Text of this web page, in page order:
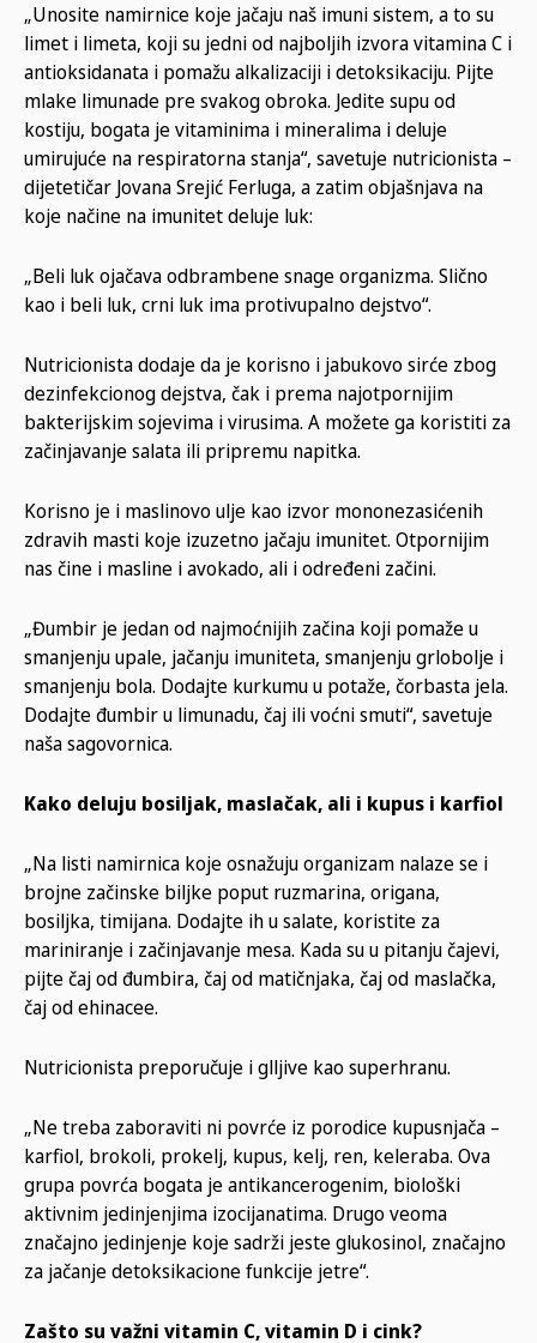
„Unosite namirnice koje jačaju naš imuni sistem, a to su
limet i limeta, koji su jedni od najboljih izvora vitamina C i
antioksidanata i pomažu alkalizaciji i detoksikaciju. Pijte
mlake limunade pre svakog obroka. Jedite supu od
kostiju, bogata je vitaminima i mineralima i deluje
umirujuće na respiratorna stanja“, savetuje nutricionista –
dijetetičar Jovana Srejić Ferluga, a zatim objašnjava na
koje načine na imunitet deluje luk:
„Beli luk ojačava odbrambene snage organizma. Slično
kao i beli luk, crni luk ima protivupalno dejstvo“.
Nutricionista dodaje da je korisno i jabukovo sirće zbog
dezinfekcionog dejstva, čak i prema najotpornijim
bakterijskim sojevima i virusima. A možete ga koristiti za
začinjavanje salata ili pripremu napitka.
Korisno je i maslinovo ulje kao izvor mononezasićenih
zdravih masti koje izuzetno jačaju imunitet. Otpornijim
nas čine i masline i avokado, ali i određeni začini.
„Đumbir je jedan od najmoćnijih začina koji pomaže u
smanjenju upale, jačanju imuniteta, smanjenju grlobolje i
smanjenju bola. Dodajte kurkumu u potaže, čorbasta jela.
Dodajte đumbir u limunadu, čaj ili voćni smuti“, savetuje
naša sagovornica.
Kako deluju bosiljak, maslačak, ali i kupus i karfiol
„Na listi namirnica koje osnažuju organizam nalaze se i
brojne začinske biljke poput ruzmarina, origana,
bosiljka, timijana. Dodajte ih u salate, koristite za
mariniranje i začinjavanje mesa. Kada su u pitanju čajevi,
pijte čaj od đumbira, čaj od matičnjaka, čaj od maslačka,
čaj od ehinacee.
Nutricionista preporučuje i glljive kao superhranu.
„Ne treba zaboraviti ni povrće iz porodice kupusnjača –
karfiol, brokoli, prokelj, kupus, kelj, ren, keleraba. Ova
grupa povrća bogata je antikancerogenim, biološki
aktivnim jedinjenjima izocijanatima. Drugo veoma
značajno jedinjenje koje sadrži jeste glukosinol, značajno
za jačanje detoksikacione funkcije jetre“.
Zašto su važni vitamin C, vitamin D i cink?